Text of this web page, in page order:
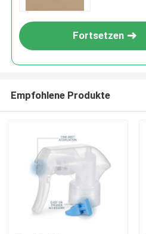
Fortsetzen
Empfohlene Produkte